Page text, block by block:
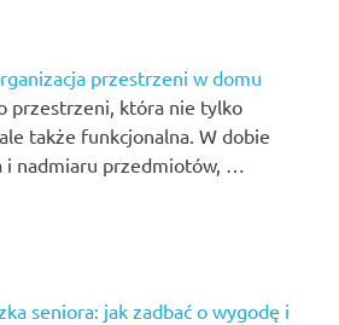
przestrzeni w domu
przestrzeni, która nie tylko
także funkcjonalna. W dobie
i nadmiaru przedmiotów, …
seniora: jak zadbać o wygodę i